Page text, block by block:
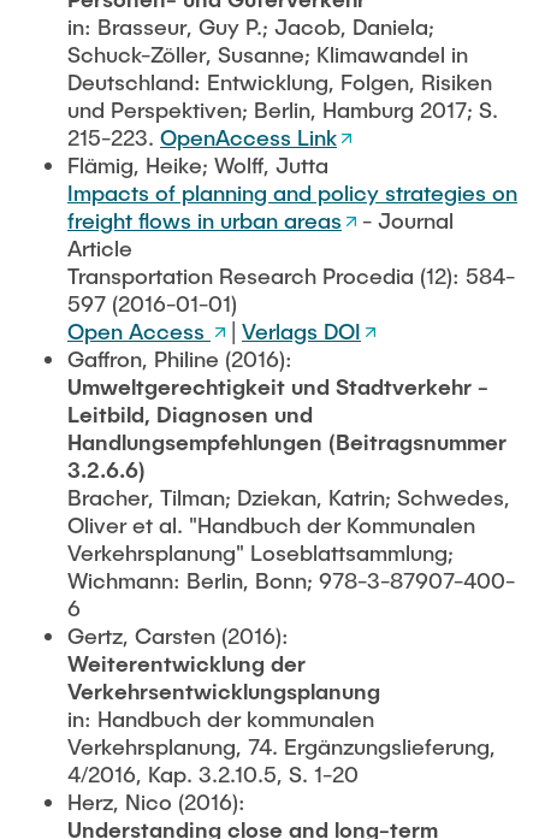
in: Brasseur, Guy P.; Jacob, Daniela;
Schuck-Zöller, Susanne; Klimawandel in
Deutschland: Entwicklung, Folgen, Risiken
und Perspektiven; Berlin, Hamburg 2017; S.
215-223. OpenAccess Link
Flämig, Heike; Wolff, Jutta
Impacts of planning and policy strategies on
freight flows in urban areas
- Journal
Article
Transportation Research Procedia (12): 584-
597 (2016-01-01)
Open Access
Verlags DOI
Gaffron, Philine (2016):
Umweltgerechtigkeit und Stadtverkehr -
Leitbild, Diagnosen und
Handlungsempfehlungen (Beitragsnummer
3.2.6.6)
Bracher, Tilman; Dziekan, Katrin; Schwedes,
Oliver et al. "Handbuch der Kommunalen
Verkehrsplanung" Loseblattsammlung;
Wichmann: Berlin, Bonn; 978-3-87907-400-
6
Gertz, Carsten (2016):
Weiterentwicklung der
Verkehrsentwicklungsplanung
in: Handbuch der kommunalen
Verkehrsplanung, 74. Ergänzungslieferung,
4/2016, Kap. 3.2.10.5, S. 1-20
Herz, Nico (2016):
Understanding close and long-term